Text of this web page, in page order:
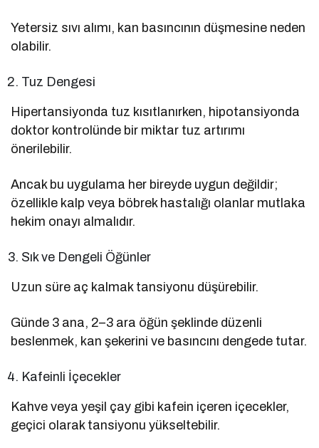
Yetersiz sıvı alımı, kan basıncının düşmesine neden
olabilir.
Tuz Dengesi
Hipertansiyonda tuz kısıtlanırken, hipotansiyonda
doktor kontrolünde bir miktar tuz artırımı
önerilebilir.
Ancak bu uygulama her bireyde uygun değildir;
özellikle kalp veya böbrek hastalığı olanlar mutlaka
hekim onayı almalıdır.
Sık ve Dengeli Öğünler
Uzun süre aç kalmak tansiyonu düşürebilir.
Günde 3 ana, 2–3 ara öğün şeklinde düzenli
beslenmek, kan şekerini ve basıncını dengede tutar.
Kafeinli İçecekler
Kahve veya yeşil çay gibi kafein içeren içecekler,
geçici olarak tansiyonu yükseltebilir.